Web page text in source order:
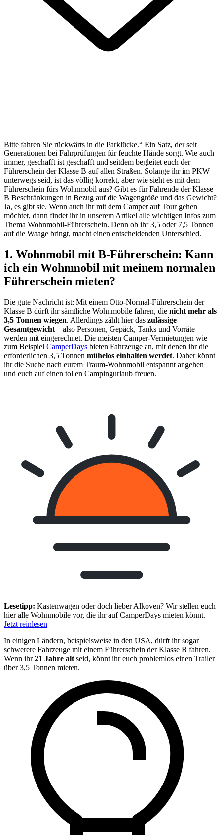
Bitte fahren Sie rückwärts in die Parklücke.“ Ein Satz, der seit
Generationen bei Fahrprüfungen für feuchte Hände sorgt. Wie auch
immer, geschafft ist geschafft und seitdem begleitet euch der
Führerschein der Klasse B auf allen Straßen. Solange ihr im PKW
unterwegs seid, ist das völlig korrekt, aber wie sieht es mit dem
Führerschein fürs Wohnmobil aus? Gibt es für Fahrende der Klasse
B Beschränkungen in Bezug auf die Wagengröße und das Gewicht?
Ja, es gibt sie. Wenn auch ihr mit dem Camper auf Tour gehen
möchtet, dann findet ihr in unserem Artikel alle wichtigen Infos zum
Thema Wohnmobil-Führerschein. Denn ob ihr 3,5 oder 7,5 Tonnen
auf die Waage bringt, macht einen entscheidenden Unterschied.
1. Wohnmobil mit B-Führerschein: Kann
ich ein Wohnmobil mit meinem normalen
Führerschein mieten?
Die gute Nachricht ist: Mit einem Otto-Normal-Führerschein der
Klasse B dürft ihr sämtliche Wohnmobile fahren, die nicht mehr als
3,5 Tonnen wiegen. Allerdings zählt hier das zulässige
Gesamtgewicht – also Personen, Gepäck, Tanks und Vorräte
werden mit eingerechnet. Die meisten Camper-Vermietungen wie
zum Beispiel CamperDays bieten Fahrzeuge an, mit denen ihr die
erforderlichen 3,5 Tonnen mühelos einhalten werdet. Daher könnt
ihr die Suche nach eurem Traum-Wohnmobil entspannt angehen
und euch auf einen tollen Campingurlaub freuen.
Lesetipp: Kastenwagen oder doch lieber Alkoven? Wir stellen euch
hier alle Wohnmobile vor, die ihr auf CamperDays mieten könnt.
Jetzt reinlesen
In einigen Ländern, beispielsweise in den USA, dürft ihr sogar
schwerere Fahrzeuge mit einem Führerschein der Klasse B fahren.
Wenn ihr21 Jahre alt seid, könnt ihr euch problemlos einen Trailer
über 3,5 Tonnen mieten.